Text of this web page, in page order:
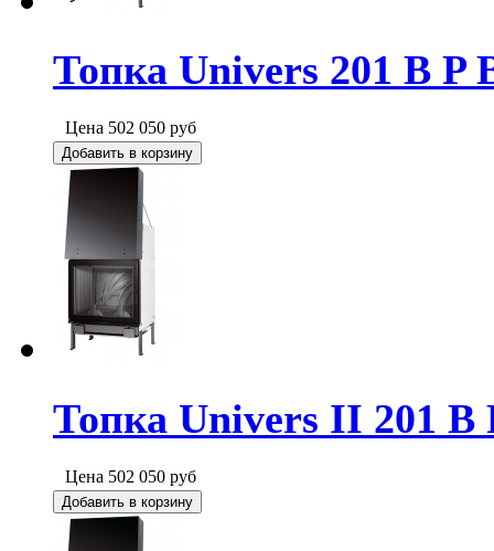
Топка Univers 201 B P
Цена 502 050 руб
Добавить в корзину
Топка Univers II 201 B
Цена 502 050 руб
Добавить в корзину